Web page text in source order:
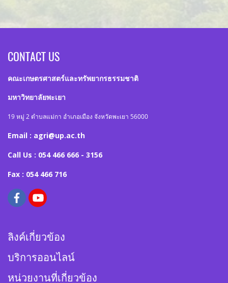
CONTACT US
คณะเกษตรศาสตร์และทรัพยากรธรรมชาติ
มหาวิทยาลัยพะเยา
19 หมู่ 2 ตำบลแม่กา อำเภอเมือง จังหวัดพะเยา 56000
Email : agri@up.ac.th
Call Us : 054 466 666 - 3156
Fax : 054 466 716
ลิงค์เกี่ยวข้อง
บริการออนไลน์
หน่วยงานที่เกี่ยวข้อง